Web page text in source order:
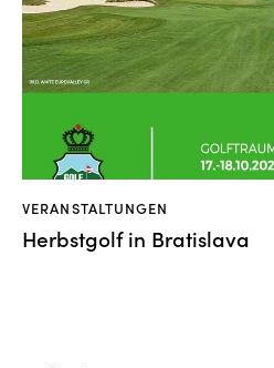
VERANSTALTUNGEN
Herbstgolf in Bratislava